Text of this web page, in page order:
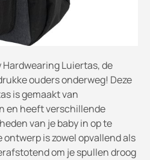
Luiertas, de
ouders onderweg! Deze
is gemaakt van
en heeft verschillende
van je baby in op te
is zowel opvallend als
om je spullen droog